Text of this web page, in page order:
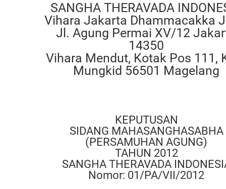
SANGHA THERAVADA
Vihara Jakarta Dhammacakka
Jl. Agung Permai XV/12
14350
Vihara Mendut, Kotak Pos 111,
Mungkid 56501 Magelang
KEPUTUSAN
SIDANG MAHASANGHASABHA
(PERSAMUHAN AGUNG)
TAHUN 2012
SANGHA THERAVADA
Nomor: 01/PA/VII/2012